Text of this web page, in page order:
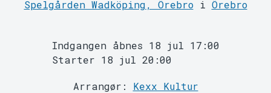
Spelgården Wadköping, Örebroi Örebro
Indgangen åbnes 18 jul 17:00
Starter 18 jul 20:00
Arrangør: Kexx Kultur